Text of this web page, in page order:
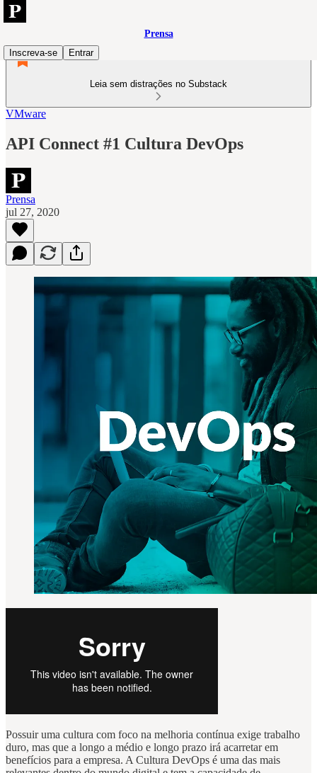
Prensa
Inscreva-se
Entrar
Leia sem distrações no Substack
VMware
API Connect #1 Cultura DevOps
Prensa
jul 27, 2020
Possuir uma cultura com foco na melhoria contínua exige trabalho
duro, mas que a longo a médio e longo prazo irá acarretar em
benefícios para a empresa. A Cultura DevOps é uma das mais